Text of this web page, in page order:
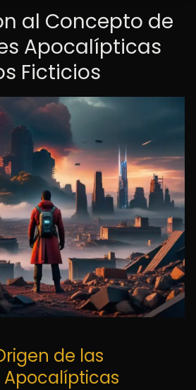
al Concepto de
Apocalípticas
Ficticios
de las
Apocalípticas